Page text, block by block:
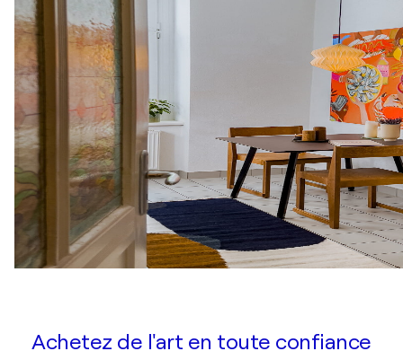
Achetez de l'art en toute confiance